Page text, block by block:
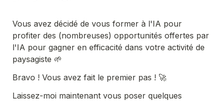
Vous avez décidé de vous former à l'IA pour
profiter des (nombreuses) opportunités offertes par
l'IA pour gagner en efficacité dans votre activité de
paysagiste 🌱
Bravo ! Vous avez fait le premier pas ! 🚀
Laissez-moi maintenant vous poser quelques